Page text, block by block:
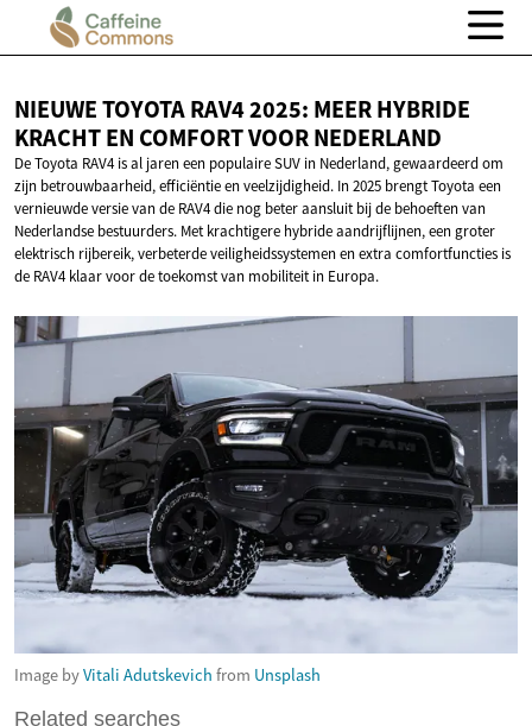
NIEUWE TOYOTA RAV4 2025: MEER HYBRIDE
KRACHT EN COMFORTVOOR NEDERLAND
De Toyota RAV4 is al jaren een populaire SUV in Nederland, gewaardeerd om
zijn betrouwbaarheid, efficiëntie en veelzijdigheid. In 2025 brengt Toyota een
vernieuwde versie van de RAV4 die nog beter aansluit bij de behoeften van
Nederlandse bestuurders. Met krachtigere hybride aandrijflijnen, een groter
elektrisch rijbereik, verbeterde veiligheidssystemen en extra comfortfuncties is
de RAV4 klaar voor de toekomst van mobiliteit in Europa.
Image byVitali Adutskevich from Unsplash